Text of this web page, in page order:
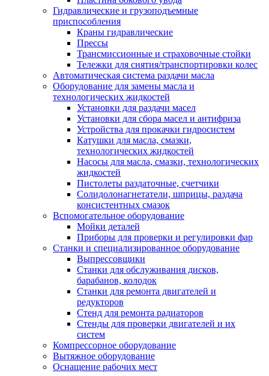
Гидравлические и грузоподъемные
приспособления
Краны гидравлические
Прессы
Трансмиссионные и страховочные стойки
Тележки для снятия/транспортировки колес
Автоматическая система раздачи масла
Оборудование для замены масла и
технологических жидкостей
Установки для раздачи масел
Установки для сбора масел и антифриза
Устройства для прокачки гидросистем
Катушки для масла, смазки,
технологических жидкостей
Насосы для масла, смазки, технологических
жидкостей
Пистолеты раздаточные, счетчики
Солидолонагнетатели, шприцы, раздача
консистентных смазок
Вспомогательное оборудование
Мойки деталей
Приборы для проверки и регулировки фар
Станки и специализированное оборудование
Выпрессовщики
Станки для обслуживания дисков,
барабанов, колодок
Станки для ремонта двигателей и
редукторов
Стенд для ремонта радиаторов
Стенды для проверки двигателей и их
систем
Компрессорное оборудование
Вытяжное оборудование
Оснащение рабочих мест